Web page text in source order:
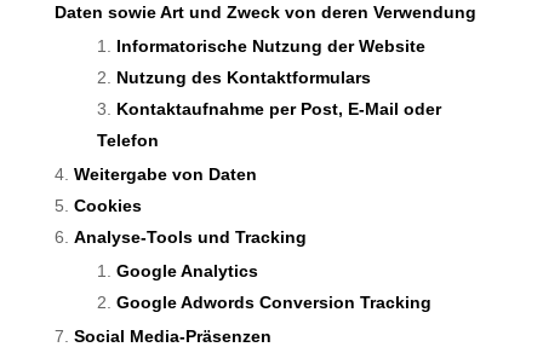
Daten sowie Art und Zweck von deren Verwendung
Informatorische Nutzung der Website
Nutzung des Kontaktformulars
Kontaktaufnahme per Post, E-Mail oder
Telefon
Weitergabe von Daten
Cookies
Analyse-Tools und Tracking
Google Analytics
Google Adwords Conversion Tracking
Social Media-Präsenzen